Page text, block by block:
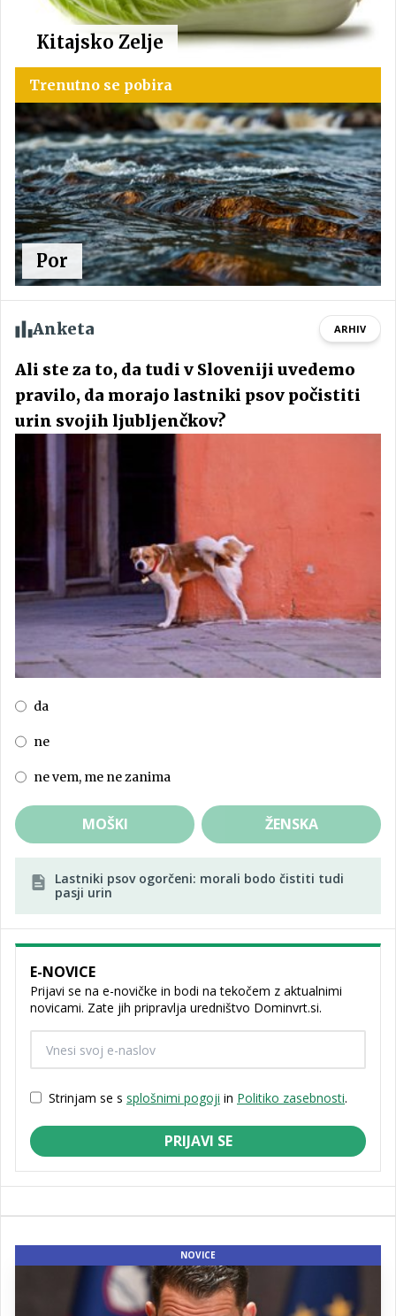
Kitajsko Zelje
Trenutno se pobira
Por
Anketa ARHIV
Ali ste za to, da tudi v Sloveniji uvedemo
pravilo, da morajo lastniki psov počistiti
urin svojih ljubljenčkov?
da
ne
ne vem, me ne zanima
MOŠKI ŽENSKA
Lastniki psov ogorčeni: morali bodo čistiti tudi
pasji urin
E-NOVICE
Prijavi se na e-novičke in bodi na tekočem z aktualnimi
novicami. Zate jih pripravlja uredništvo Dominvrt.si.
Strinjam se s splošnimi pogoji in Politiko zasebnosti.
PRIJAVI SE
NOVICE